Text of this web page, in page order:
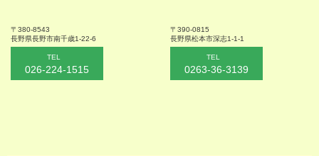
〒380-8543
長野県長野市南千歳1-22-6
TEL
026-224-1515
〒390-0815
長野県松本市深志1-1-1
TEL
0263-36-3139